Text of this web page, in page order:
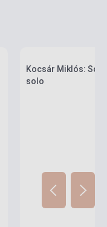
Kocsár Miklós:
solo